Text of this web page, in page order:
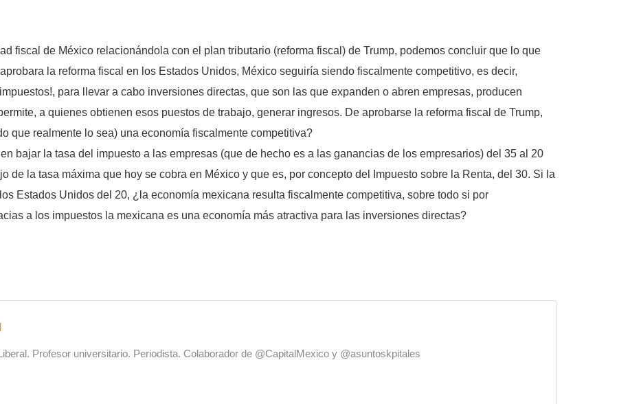
fiscal de México relacionándola con el plan tributario (reforma fiscal) de Trump, podemos concluir que lo que
la reforma fiscal en los Estados Unidos, México seguiría siendo fiscalmente competitivo, es decir,
para llevar a cabo inversiones directas, que son las que expanden o abren empresas, producen
a quienes obtienen esos puestos de trabajo, generar ingresos. De aprobarse la reforma fiscal de Trump,
que realmente lo sea) una economía fiscalmente competitiva?
bajar la tasa del impuesto a las empresas (que de hecho es a las ganancias de los empresarios) del 35 al 20
de la tasa máxima que hoy se cobra en México y que es, por concepto del Impuesto sobre la Renta, del 30. Si la
Estados Unidos del 20, ¿la economía mexicana resulta fiscalmente competitiva, sobre todo si por
a los impuestos la mexicana es una economía más atractiva para las inversiones directas?
Profesor universitario. Periodista. Colaborador de @CapitalMexico y @asuntoskpitales